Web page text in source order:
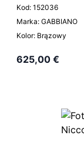
Kod: 152036
Marka: GABBIANO
Kolor: Brązowy
625,00 €